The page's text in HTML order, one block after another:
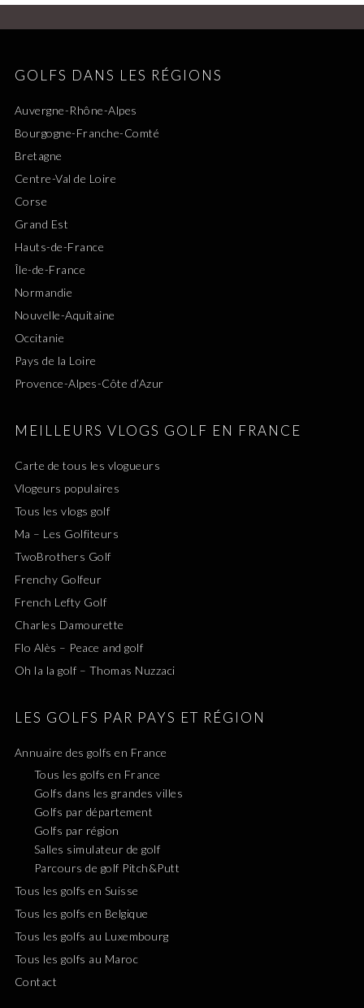
GOLFS DANS LES RÉGIONS
Auvergne-Rhône-Alpes
Bourgogne-Franche-Comté
Bretagne
Centre-Val de Loire
Corse
Grand Est
Hauts-de-France
Île-de-France
Normandie
Nouvelle-Aquitaine
Occitanie
Pays de la Loire
Provence-Alpes-Côte d’Azur
MEILLEURS VLOGS GOLF EN FRANCE
Carte de tous les vlogueurs
Vlogeurs populaires
Tous les vlogs golf
Ma – Les Golfiteurs
TwoBrothers Golf
Frenchy Golfeur
French Lefty Golf
Charles Damourette
Flo Alès – Peace and golf
Oh la la golf – Thomas Nuzzaci
LES GOLFS PAR PAYS ET RÉGION
Annuaire des golfs en France
Tous les golfs en France
Golfs dans les grandes villes
Golfs par département
Golfs par région
Salles simulateur de golf
Parcours de golf Pitch&Putt
Tous les golfs en Suisse
Tous les golfs en Belgique
Tous les golfs au Luxembourg
Tous les golfs au Maroc
Contact